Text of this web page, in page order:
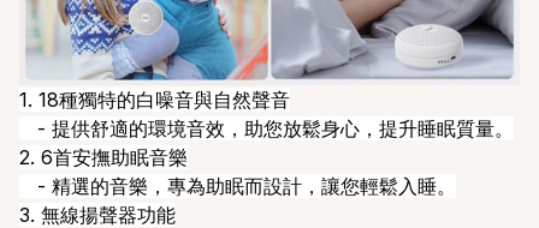
1. 18種獨特的白噪音與自然聲音
- 提供舒適的環境音效，助您放鬆身心，提升睡眠質量。
2. 6首安撫助眠音樂
- 精選的音樂，專為助眠而設計，讓您輕鬆入睡。
3. 無線揚聲器功能